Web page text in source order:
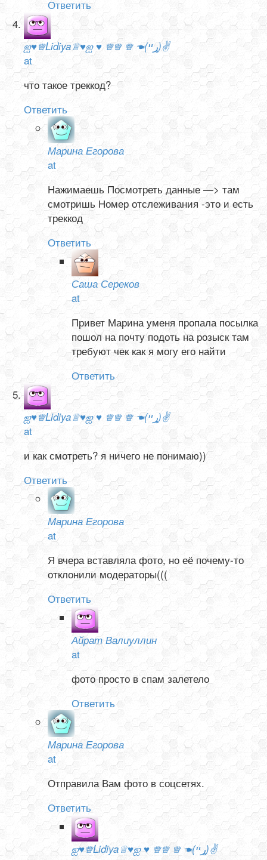
Ответить
ஐ♥♕Lidiya♕♥ஐ ♥ ♕♕ ♕ ☚(ړײ)✌
at
что такое треккод?
Ответить
Марина Егорова
at
Нажимаешь Посмотреть данные —> там
смотришь Номер отслеживания -это и есть
треккод
Ответить
Саша Сереков
at
Привет Марина уменя пропала посылка
пошол на почту подоть на розыск там
требуют чек как я могу его найти
Ответить
ஐ♥♕Lidiya♕♥ஐ ♥ ♕♕ ♕ ☚(ړײ)✌
at
и как смотреть? я ничего не понимаю))
Ответить
Марина Егорова
at
Я вчера вставляла фото, но её почему-то
отклонили модераторы(((
Ответить
Айрат Валиуллин
at
фото просто в спам залетело
Ответить
Марина Егорова
at
Отправила Вам фото в соцсетях.
Ответить
ஐ♥♕Lidiya♕♥ஐ ♥ ♕♕ ♕ ☚(ړײ)✌